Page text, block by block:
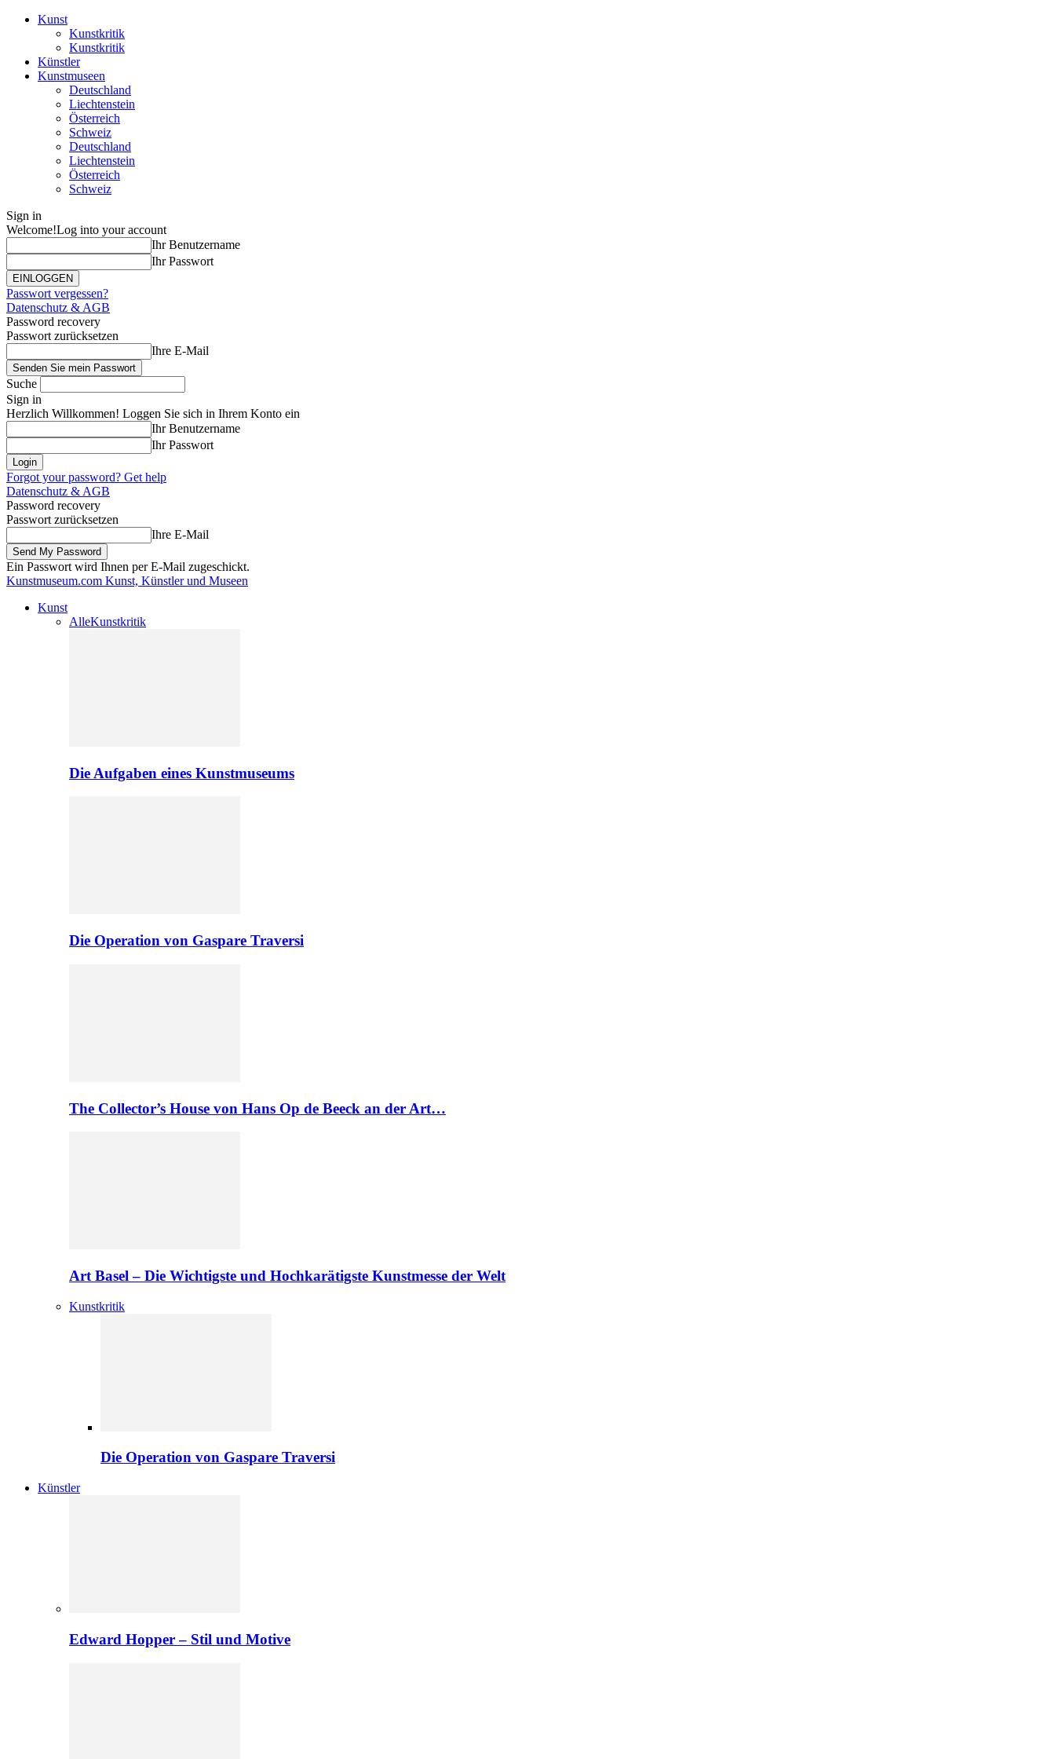
Kunst
Kunstkritik
Kunstkritik
Künstler
Kunstmuseen
Deutschland
Liechtenstein
Österreich
Schweiz
Deutschland
Liechtenstein
Österreich
Schweiz
Sign in
Welcome!Log into your account
Ihr Benutzername
Ihr Passwort
Passwort vergessen?
Datenschutz & AGB
Password recovery
Passwort zurücksetzen
Ihre E-Mail
Suche
Sign in
Herzlich Willkommen! Loggen Sie sich in Ihrem Konto ein
Ihr Benutzername
Ihr Passwort
Forgot your password? Get help
Datenschutz & AGB
Password recovery
Passwort zurücksetzen
Ihre E-Mail
Ein Passwort wird Ihnen per E-Mail zugeschickt.
Kunstmuseum.com Kunst, Künstler und Museen
Kunst
AlleKunstkritik
Die Aufgaben eines Kunstmuseums
Die Operation von Gaspare Traversi
The Collector’s House von Hans Op de Beeck an der Art…
Art Basel – Die Wichtigste und Hochkarätigste Kunstmesse der Welt
Kunstkritik
Die Operation von Gaspare Traversi
Künstler
Edward Hopper – Stil und Motive